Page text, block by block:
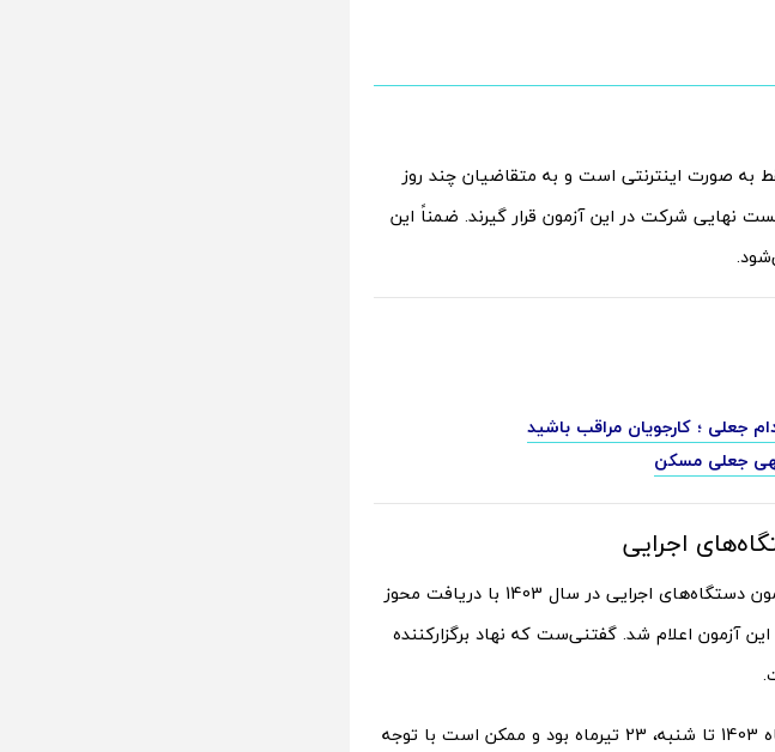
به صورت اینترنتی است و به متقاضیان چند روز
نهایی شرکت در این آزمون قرار گیرند. ضمناً این
جعلی ؛ کارجویان مراقب باشید
جعلی مسکن
اجرایی
شرایط و ضوابط عمومی و اختصاصی برای شرکت در آزمون دستگاه‌های اجرایی در سال 1403 با دریافت محوز
آزمون اعلام شد. گفتنی‌ست که نهاد برگزارکننده
ثبت‌نام اولیه این آزمون ابتدا از روز پنجشنبه، 14 تیرماه 1403 تا شنبه، 23 تیرماه بود و ممکن است با توجه